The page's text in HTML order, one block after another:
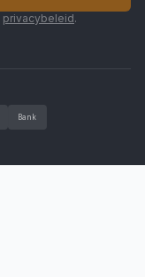
privacybeleid.
Bank